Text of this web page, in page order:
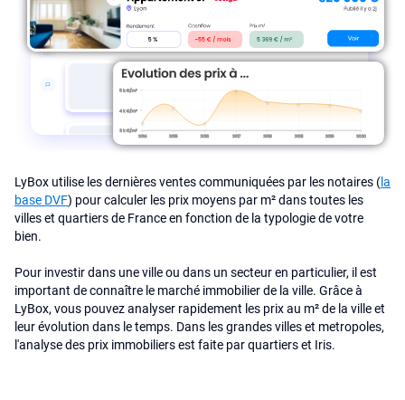
LyBox utilise les dernières ventes communiquées par les notaires (la
base DVF) pour calculer les prix moyens par m² dans toutes les
villes et quartiers de France en fonction de la typologie de votre
bien.
Pour investir dans une ville ou dans un secteur en particulier, il est
important de connaître le marché immobilier de la ville. Grâce à
LyBox, vous pouvez analyser rapidement les prix au m² de la ville et
leur évolution dans le temps. Dans les grandes villes et metropoles,
l'analyse des prix immobiliers est faite par quartiers et Iris.